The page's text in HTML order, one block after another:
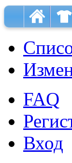
FAQ
Вход